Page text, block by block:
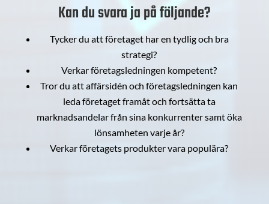
Kan du svara ja på följande?
Tycker du att företaget har en tydlig och bra
strategi?
Verkar företagsledningen kompetent?
Tror du att affärsidén och företagsledningen kan
leda företaget framåt och fortsätta ta
marknadsandelar från sina konkurrenter samt öka
lönsamheten varje år?
Verkar företagets produkter vara populära?